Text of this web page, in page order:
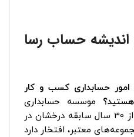
حساب رسا
امور حسابداری کسب و کار
موسسه حسابداری
اندیشه حساب رسا با بیش از 30 سال سابقه درخشان در
معتبر، افتخار دارد